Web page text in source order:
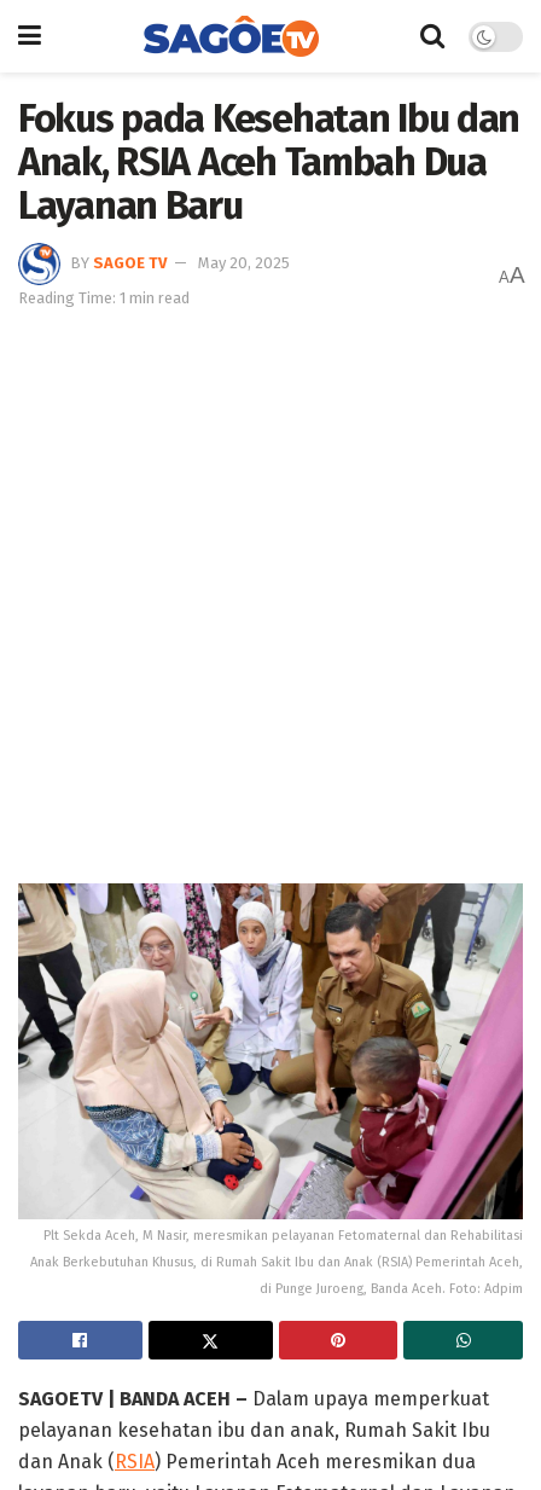
Fokus pada Kesehatan Ibu dan
Anak, RSIA Aceh Tambah Dua
Layanan Baru
BY SAGOE TV
May 20, 2025
Reading Time: 1 min read
AA
Plt Sekda Aceh, M Nasir, meresmikan pelayanan Fetomaternal dan Rehabilitasi
Anak Berkebutuhan Khusus, di Rumah Sakit Ibu dan Anak (RSIA) Pemerintah Aceh,
di Punge Juroeng, Banda Aceh. Foto: Adpim
SAGOETV | BANDA ACEH – Dalam upaya memperkuat
pelayanan kesehatan ibu dan anak, Rumah Sakit Ibu
dan Anak ( RSIA) Pemerintah Aceh meresmikan dua